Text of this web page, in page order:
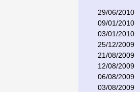
29/06/2010
09/01/2010
03/01/2010
25/12/2009
21/08/2009
12/08/2009
06/08/2009
03/08/2009